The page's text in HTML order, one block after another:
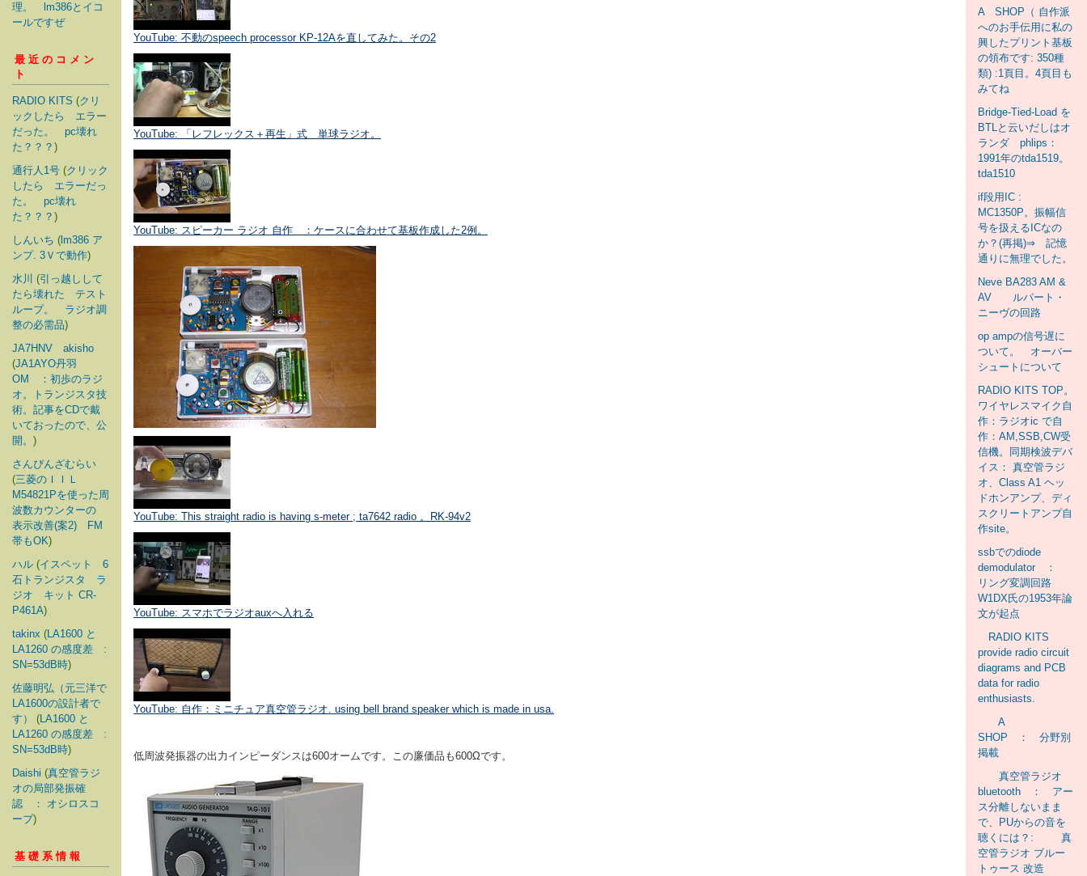
理。 lm386とイコ
ールですぜ
最近のコメン
ト
RADIO KITS (クリ
ックしたら エラー
だった。 pc壊れ
た？？？ )
通行人1号 (クリック
したら エラーだっ
た。 pc壊れ
た？？？ )
しんいち ( lm386 ア
ンプ. 3Ｖで動作)
水川 (引っ越しして
たら壊れた テスト
ループ。 ラジオ調
整の必需品)
JA7HNV akisho
(JA1AYO丹羽
OM ：初歩のラジ
オ。トランジスタ技
術。記事をCDで戴
いておったので、公
開。 )
さんぴんざむらい
(三菱のＩＩＬ
M54821Pを使った周
波数カウンターの
表示改善(案2) FM
帯もOK)
ハル (イスペット 6
石トランジスタ ラ
ジオ キット CR-
P461A)
takinx (LA1600 と
LA1260 の感度差 :
SN=53dB時)
佐藤明弘（元三洋で
LA1600の設計者で
す）
(LA1600 と
LA1260 の感度差 :
SN=53dB時)
Daishi (真空管ラジ
オの局部発振確
認 ： オシロスコ
ープ)
基礎系情報
YouTube: 不動のspeech processor KP-12Aを直してみた。その2
YouTube: 「レフレックス＋再生」式 単球ラジオ。
YouTube: スピーカー ラジオ 自作 ：ケースに合わせて基板作成した2例。
YouTube: This straight radio is having s-meter ; ta7642 radio 。RK-94v2
YouTube: スマホでラジオauxへ入れる
YouTube: 自作：ミニチュア真空管ラジオ. using bell brand speaker which is made in usa.
低周波発振器の出力インピーダンスは600オームです。この廉価品も600Ωです。
A SHOP（ 自作派
へのお手伝用に私の
興したプリント基板
の領布です: 350種
類) :1頁目。4頁目も
みてね
Bridge-Tied-Load を
BTLと云いだしはオ
ランダ phlips：
1991年のtda1519。
tda1510
if段用IC :
MC1350P。振幅信
号を扱えるICなの
か？(再掲)⇒ 記憶
通りに無理でした。
Neve BA283 AM &
AV ルパート・
ニーヴの回路
op ampの信号遅に
ついて。 オーバー
シュートについて
RADIO KITS TOP。
ワイヤレスマイク自
作：ラジオic で自
作：AM,SSB,CW受
信機。同期検波デバ
イス： 真空管ラジ
オ、Class A1 ヘッ
ドホンアンプ、ディ
スクリートアンプ自
作site。
ssbでのdiode
demodulator ：
リング変調回路
W1DX氏の1953年論
文が起点
RADIO KITS
provide radio circuit
diagrams and PCB
data for radio
enthusiasts.
A
SHOP ： 分野別
掲載
真空管ラジオ
bluetooth ： アー
ス分離しないまま
で、PUからの音を
聴くには？: 真
空管ラジオ ブルー
トゥース 改造